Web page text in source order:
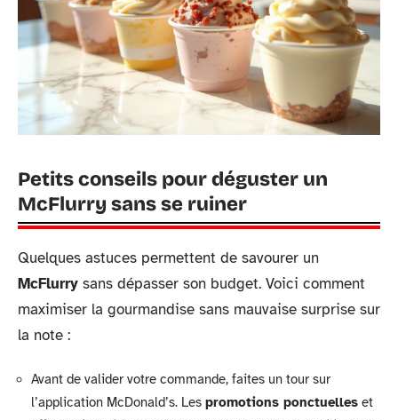
Petits conseils pour déguster un
McFlurry sans se ruiner
Quelques astuces permettent de savourer un
McFlurry sans dépasser son budget. Voici comment
maximiser la gourmandise sans mauvaise surprise sur
la note :
Avant de valider votre commande, faites un tour sur
l’application McDonald’s. Les promotions ponctuelles et